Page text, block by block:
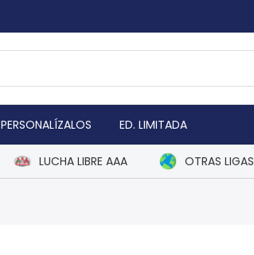
PERSONALÍZALOS ED. LIMITADA
LUCHA LIBRE AAA OTRAS LIGAS